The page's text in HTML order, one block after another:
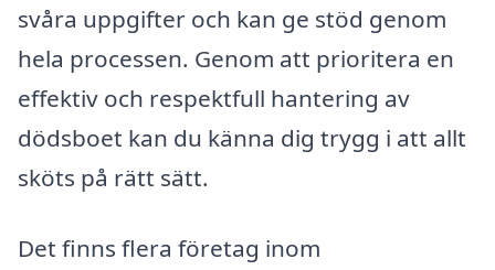
svåra uppgifter och kan ge stöd genom
hela processen. Genom att prioritera en
effektiv och respektfull hantering av
dödsboet kan du känna dig trygg i att allt
sköts på rätt sätt.
Det finns flera företag inom